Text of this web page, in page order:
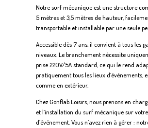
Notre surf mécanique est une structure
5 mètres et 3,5 mètres de hauteur,
transportable et installable par une seule
Accessible dès 7 ans, il convient à tous les
niveaux. Le branchement nécessite
prise 220V/5A standard, ce qui le rend
pratiquement tous les lieux d’événements,
comme en extérieur.
Chez Gonflab Loisirs, nous prenons en
et l’installation du surf mécanique sur
d’événement. Vous n’avez rien à gérer :